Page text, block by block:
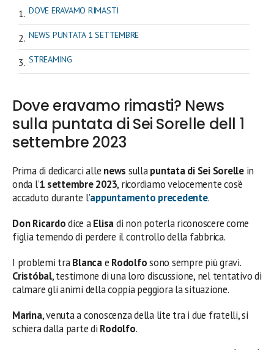
DOVE ERAVAMO RIMASTI
NEWS PUNTATA 1 SETTEMBRE
STREAMING
Dove eravamo rimasti? News
sulla puntata di Sei Sorelle dell 1
settembre 2023
Prima di dedicarci alle news sullapuntata di Sei Sorellein
onda l’1 settembre 2023, ricordiamo velocemente cos’è
accaduto durante l’appuntamento precedente.
Don Ricardodice aElisadi non poterla riconoscere come
figlia temendo di perdere il controllo della fabbrica.
I problemi traBlancae Rodolfosono sempre più gravi.
Cristóbal, testimone di una loro discussione, nel tentativo di
calmare gli animi della coppia peggiora la situazione.
Marina, venuta a conoscenza della lite tra i due fratelli, si
schiera dalla parte di Rodolfo.